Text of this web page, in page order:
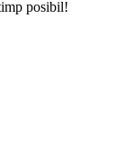
posibil!